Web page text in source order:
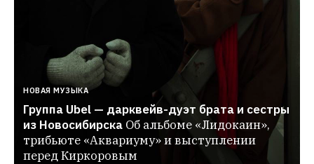
НОВАЯ МУЗЫКА
Группа Ubel — дарквейв-дуэт брата и сестры
из Новосибирска Об альбоме «Лидокаин»,
трибьюте «Аквариуму» и выступлении
перед Киркоровым